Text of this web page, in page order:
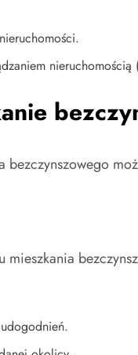
bezczynszowego
mieszkania